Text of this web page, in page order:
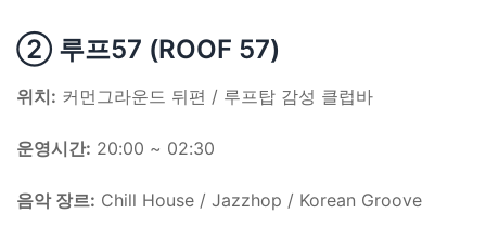
② 루프57 (ROOF 57)
위치: 커먼그라운드 뒤편 / 루프탑 감성 클럽바
운영시간: 20:00 ~ 02:30
음악 장르: Chill House / Jazzhop / Korean Groove